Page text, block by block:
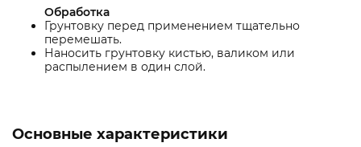
Обработка
Грунтовку перед применением тщательно
перемешать.
Наносить грунтовку кистью, валиком или
распылением в один слой.
Основные характеристики